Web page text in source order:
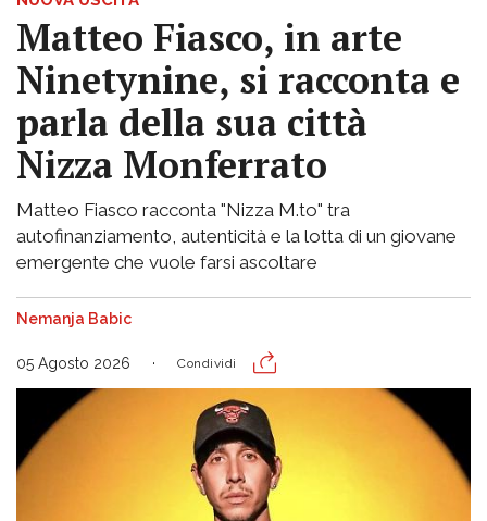
Matteo Fiasco, in arte
Ninetynine, si racconta e
parla della sua città
Nizza Monferrato
Matteo Fiasco racconta "Nizza M.to" tra
autofinanziamento, autenticità e la lotta di un giovane
emergente che vuole farsi ascoltare
Nemanja Babic
05 Agosto 2026 Condividi